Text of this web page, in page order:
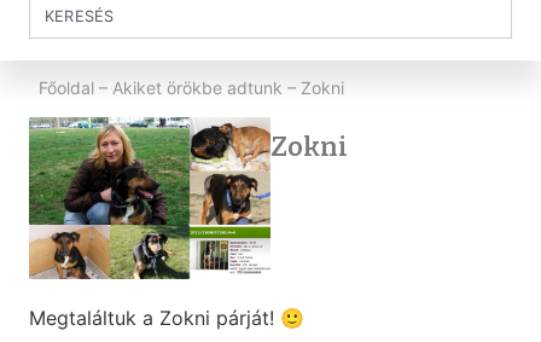
Főoldal – Akiket örökbe adtunk – Zokni
Zokni
Megtaláltuk a Zokni párját! 🙂